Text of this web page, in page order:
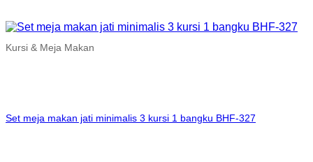
Kursi & Meja Makan
Set meja makan jati minimalis 3 kursi 1 bangku BHF-327